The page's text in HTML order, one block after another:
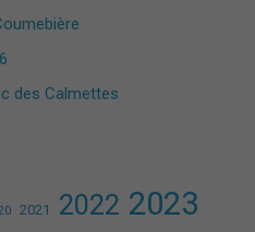
des Calmettes
2021 2022 2023